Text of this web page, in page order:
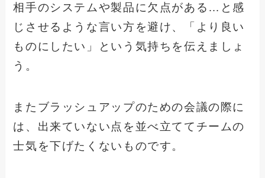
相手のシステムや製品に欠点がある…と感
じさせるような言い方を避け、「より良い
ものにしたい」という気持ちを伝えましょ
う。
またブラッシュアップのための会議の際に
は、出来ていない点を並べ立ててチームの
士気を下げたくないものです。